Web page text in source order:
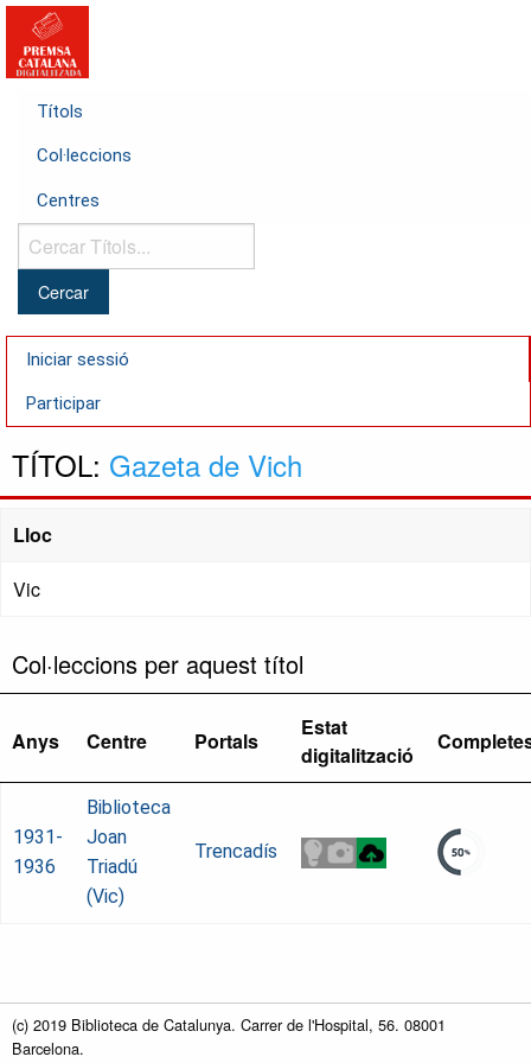
Títols
Col·leccions
Centres
Cercar
Títols...
Iniciar sessió
Participar
TÍTOL: Gazeta de Vich
Lloc
Vic
Col·leccions per aquest títol
Anys Centre Portals
Estat
digitalització
1931-
1936
Biblioteca
Joan
Triadú
(Vic)
Trencadís
(c) 2019 Biblioteca de Catalunya. Carrer de l'Hospital, 56. 08001
Barcelona.